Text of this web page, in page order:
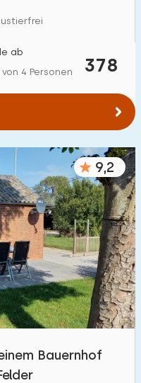
28
17
1
1
2
1
378
ab
4 Personen
9,2
Bauernhof